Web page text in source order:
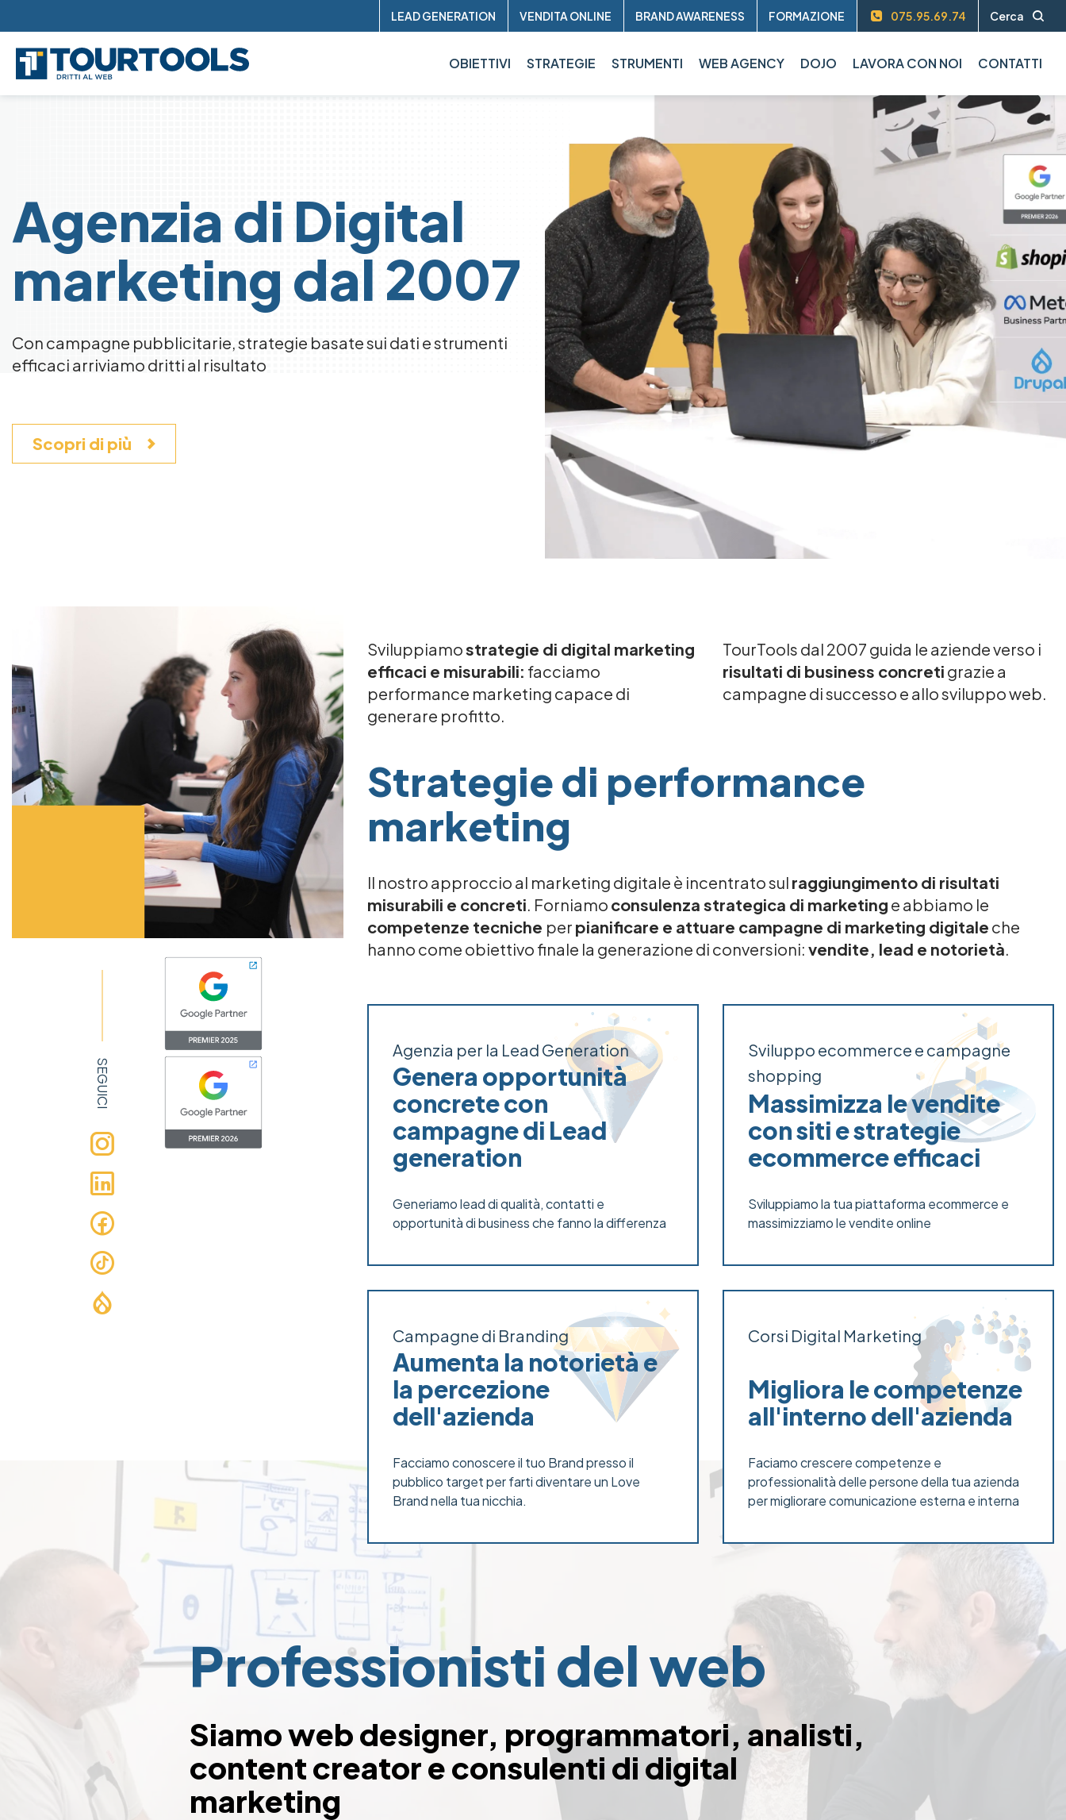
Agenzia di Digital
marketing dal 2007
Con campagne pubblicitarie, strategie basate sui dati e strumenti
efficaci arriviamo dritti al risultato
Scopri di più
SEGUICI
Sviluppiamostrategie di digital marketing
efficaci e misurabili: facciamo
performance marketing capace di
generare profitto.
TourTools dal 2007 guida le aziende verso i
risultati di business concreti grazie a
campagne di successo e allo sviluppo web.
Strategie di performance
marketing
Il nostro approccio al marketing digitale è incentrato sul raggiungimento di risultati
misurabili e concreti. Forniamo consulenza strategica di marketing e abbiamo le
competenze tecniche per pianificare e attuare campagne di marketing digitale che
hanno come obiettivo finale la generazione di conversioni: vendite, lead e notorietà.
Agenzia per la Lead Generation
Genera opportunità
concrete con
campagne di Lead
generation
Generiamo lead di qualità, contatti e
opportunità di business che fanno la differenza
Sviluppo ecommerce e campagne
shopping
Massimizza le vendite
con siti e strategie
ecommerce efficaci
Sviluppiamo la tua piattaforma ecommerce e
massimizziamo le vendite online
Campagne di Branding
Aumenta la notorietà e
la percezione
dell'azienda
Facciamo conoscere il tuo Brand presso il
pubblico target per farti diventare un Love
Brand nella tua nicchia.
Corsi Digital Marketing
Migliora le competenze
all'interno dell'azienda
Faciamo crescere competenze e
professionalità delle persone della tua azienda
per migliorare comunicazione esterna e interna
Professionisti del web
Siamo web designer, programmatori, analisti,
content creator e consulenti di digital
marketing
Header
sup
LEAD GENERATION VENDITA ONLINE BRAND AWARENESS FORMAZIONE 075.95.69.74 Cerca
OBIETTIVI STRATEGIE STRUMENTI WEB AGENCY DOJO LAVORA CON NOI CONTATTI